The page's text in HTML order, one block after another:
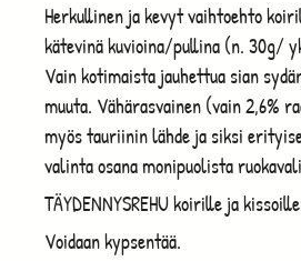
Herkullinen ja kevyt vaihtoehto
kätevinä kuvioina/pullina (n. 30g/
Vain kotimaista jauhettua sian
muuta. Vähärasvainen (vain 2,6%
myös tauriinin lähde ja siksi
valinta osana monipuolista
TÄYDENNYSREHU koirille ja
Voidaan kypsentää.